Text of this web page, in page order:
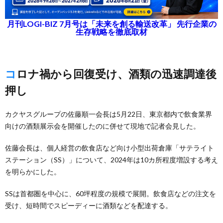
月刊LOGI-BIZ 7月号は「未来を創る輸送改革」 先行企業の
生存戦略を徹底取材
コロナ禍から回復受け、酒類の迅速調達後
押し
カクヤスグループの佐藤順一会長は5月22日、東京都内で飲食業界
向けの酒類展示会を開催したのに併せて現地で記者会見した。
佐藤会長は、個人経営の飲食店など向け小型出荷倉庫「サテライト
ステーション（SS）」について、2024年は10カ所程度増設する考え
を明らかにした。
SSは首都圏を中心に、60坪程度の規模で展開。飲食店などの注文を
受け、短時間でスピーディーに酒類などを配達する。